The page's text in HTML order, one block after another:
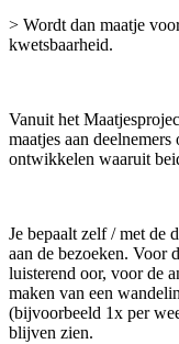
> Wordt dan maatje
kwetsbaarheid.
Vanuit het
maatjes aan
ontwikkelen waaruit
Je bepaalt zelf / met de
aan de bezoeken. Voor
luisterend oor, voor de
maken van een
(bijvoorbeeld 1x per
blijven zien.